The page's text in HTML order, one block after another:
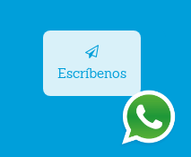
Escríbenos